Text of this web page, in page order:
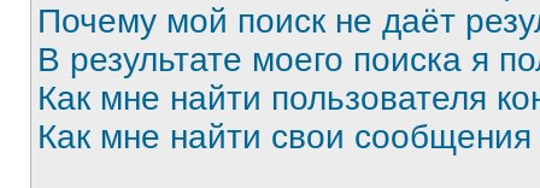
Почему мой поиск не даёт
В результате моего поиска я
Как мне найти пользователя
Как мне найти свои